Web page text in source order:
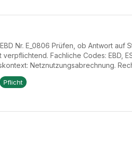
Nr. E_0806 Prüfen, ob Antwort
Fachliche Codes: EBD,
Netznutzungsabrechnung.
Pflicht